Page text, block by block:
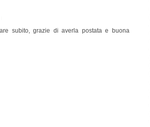
subito, grazie di averla postata e buona